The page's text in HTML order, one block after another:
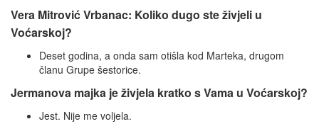
Vera Mitrović Vrbanac: Koliko dugo ste živjeli u
Voćarskoj?
Deset godina, a onda sam otišla kod Marteka, drugom
članu Grupe šestorice.
Jermanova majka je živjela kratko s Vama u Voćarskoj?
Jest. Nije me voljela.